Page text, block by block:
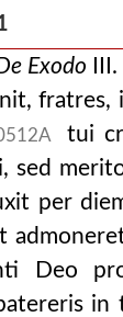
Exodo III.
fratres,
tui
sed
per
Deo
in